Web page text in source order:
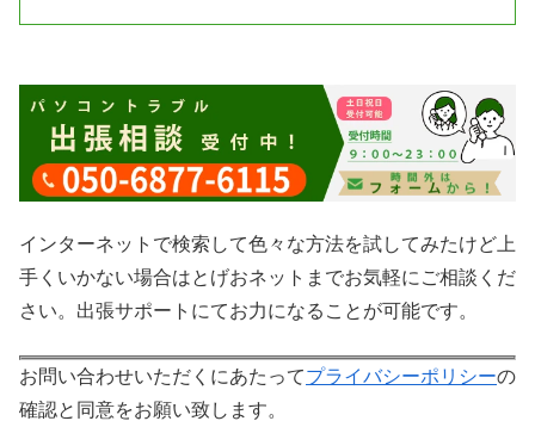
インターネットで検索して色々な方法を試してみたけど上
手くいかない場合はとげおネットまでお気軽にご相談くだ
さい。出張サポートにてお力になることが可能です。
お問い合わせいただくにあたってプライバシーポリシーの
確認と同意をお願い致します。